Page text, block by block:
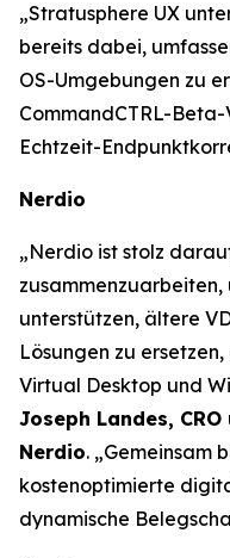
„Stratusphere UX
bereits dabei,
OS-Umgebungen zu
CommandCTRL-
Echtzeit-
Nerdio
„Nerdio ist stolz
unterstützen, ältere
Lösungen zu
Virtual Desktop und
Joseph Landes,
Nerdio. „Gemeinsam
kostenoptimierte
dynamische